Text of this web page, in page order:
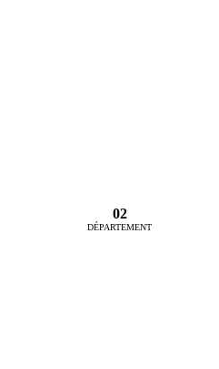
02
DÉPARTEMENT